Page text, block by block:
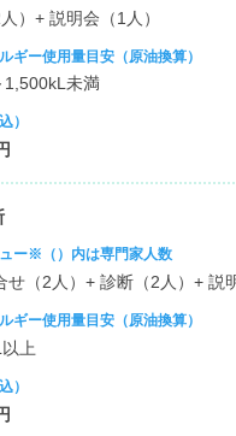
）+ 説明会（1人）
ギー使用量目安（原油換算）
1,500kL未満
）
ー※（）内は専門家人数
せ（2人）+ 診断（2人）+ 説
ギー使用量目安（原油換算）
上
）